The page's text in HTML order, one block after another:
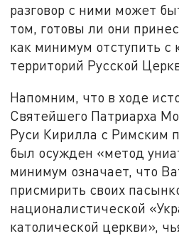
разговор с ними может
том, готовы ли они
как минимум отступить с
территорий Русской
Напомним, что в ходе
Святейшего Патриарха
Руси Кирилла с Римским
был осужден «метод
минимум означает, что
присмирить своих
националистической
католической церкви»,